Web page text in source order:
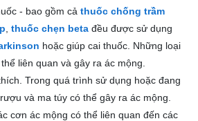
- bao gồm cả thuốc chống trầm
thuốc chẹn beta đều được sử dụng
hoặc giúp cai thuốc. Những loại
liên quan và gây ra ác mộng.
Trong quá trình sử dụng hoặc đang
và ma túy có thể gây ra ác mộng.
cơn ác mộng có thể liên quan đến các